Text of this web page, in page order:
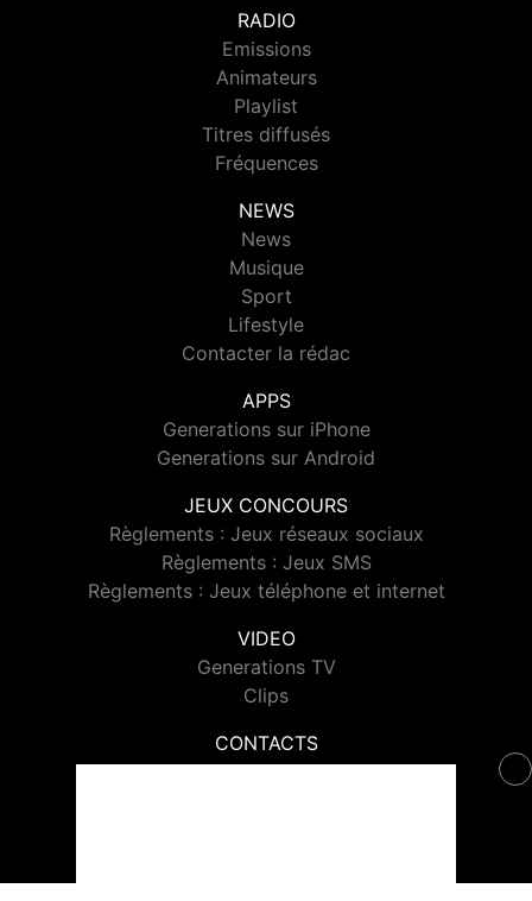
RADIO
Emissions
Animateurs
Playlist
Titres diffusés
Fréquences
NEWS
News
Musique
Sport
Lifestyle
Contacter la rédac
APPS
Generations sur iPhone
Generations sur Android
JEUX CONCOURS
Règlements : Jeux réseaux sociaux
Règlements : Jeux SMS
Règlements : Jeux téléphone et internet
VIDEO
Generations TV
Clips
CONTACTS
Contacter Generations